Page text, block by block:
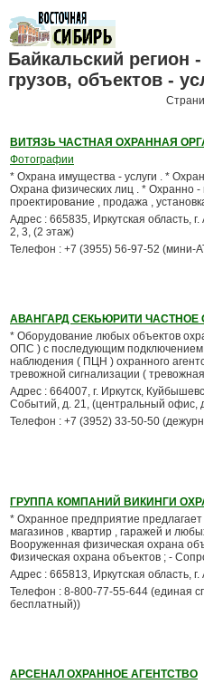
Байкальский регион
грузов, объектов -
ВИТЯЗЬ ЧАСТНАЯ ОХРАННАЯ
Фотографии
* Охрана имущества - услуги . *
Охрана физических лиц . * Охранно
проектирование , продажа ,
Адрес : 665835, Иркутская область,
2, 3, (2 этаж)
Телефон : +7 (3955) 56-97-52 (мини-
АВАНГАРД СЕКЬЮРИТИ ЧАСТНОЕ
* Оборудование любых объектов
ОПС ) с последующим подключением
наблюдения ( ПЦН ) охранного
тревожной сигнализации (
Адрес : 664007, г. Иркутск,
Событий, д. 21, (центральный офис,
Телефон : +7 (3952) 33-50-50
ГРУППА КОМПАНИЙ ВИКИНГИ
* Охранное предприятие
магазинов , квартир , гаражей и
Вооруженная физическая охрана
Физическая охрана объектов ; -
Адрес : 665813, Иркутская область, г.
Телефон : 8-800-77-55-644 (единая
бесплатный))
АРСЕНАЛ ОХРАННОЕ АГЕНТСТВО